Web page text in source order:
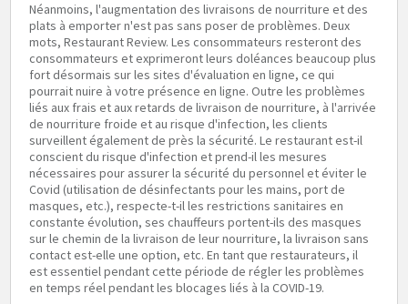
Néanmoins, l'augmentation des livraisons de nourriture et des
plats à emporter n'est pas sans poser de problèmes. Deux
mots, Restaurant Review. Les consommateurs resteront des
consommateurs et exprimeront leurs doléances beaucoup plus
fort désormais sur les sites d'évaluation en ligne, ce qui
pourrait nuire à votre présence en ligne. Outre les problèmes
liés aux frais et aux retards de livraison de nourriture, à l'arrivée
de nourriture froide et au risque d'infection, les clients
surveillent également de près la sécurité. Le restaurant est-il
conscient du risque d'infection et prend-il les mesures
nécessaires pour assurer la sécurité du personnel et éviter le
Covid (utilisation de désinfectants pour les mains, port de
masques, etc.), respecte-t-il les restrictions sanitaires en
constante évolution, ses chauffeurs portent-ils des masques
sur le chemin de la livraison de leur nourriture, la livraison sans
contact est-elle une option, etc. En tant que restaurateurs, il
est essentiel pendant cette période de régler les problèmes
en temps réel pendant les blocages liés à la COVID-19.